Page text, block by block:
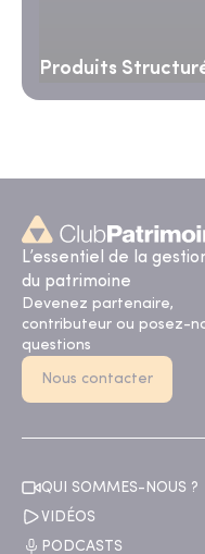
Produits
L’essentiel de la
du patrimoine
Devenez partenaire,
contributeur ou posez-
questions
Nous contacter
QUI SOMMES-NOUS ?
VIDÉOS
PODCASTS